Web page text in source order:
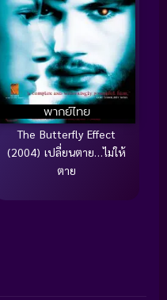
พากย์ไทย
The Butterfly Effect
(2004) เปลี่ยนตาย…ไม่ให้
ตาย